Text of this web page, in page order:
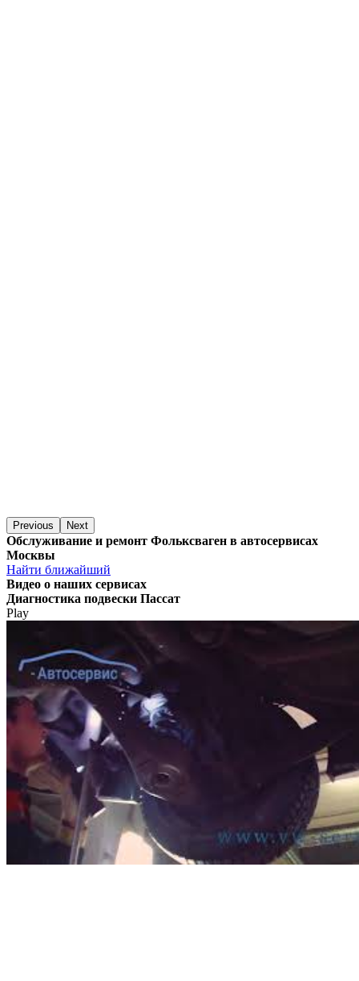
Previous Next
Обслуживание и ремонт Фольксваген в автосервисах
Москвы
Найти ближайший
Видео о наших сервисах
Диагностика подвески Пассат
Play